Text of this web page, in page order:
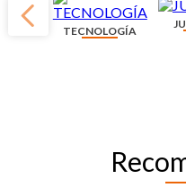
TECNOLOGÍA